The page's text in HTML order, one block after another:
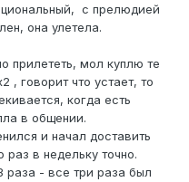
с прелюдией
она улетела.
прилететь, мол куплю те
, говорит что устает, то
когда есть
в общении.
и начал доставить
в недельку точно.
раза - все три раза был